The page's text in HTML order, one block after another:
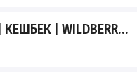
| WILDBERRIES